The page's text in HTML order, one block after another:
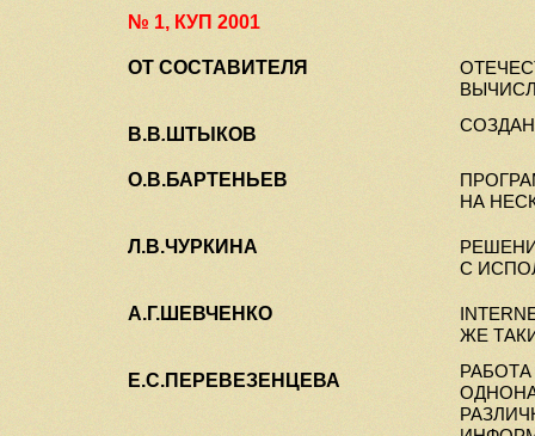
№ 1, КУП 2001
ОТ СОСТАВИТЕЛЯ
В.В. ШТЫКОВ
О.В.БАРТЕНЬЕВ
НА
Л.В.ЧУРКИНА
С
А.Г.ШЕВЧЕНКО
ЖЕ
Е.С.ПЕРЕВЕЗЕНЦЕВА